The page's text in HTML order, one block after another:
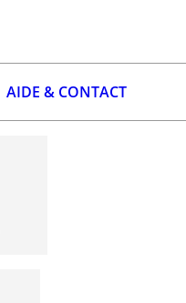
AIDE & CONTACT